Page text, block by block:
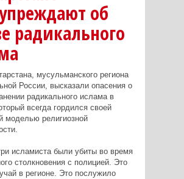
об
радикального
мусульманского региона
России, высказали опасения о
радикального ислама в
всегда гордился своей
моделью религиозной
исламиста были убиты во время
столкновения с полицией. Это
в регионе. Это послужило